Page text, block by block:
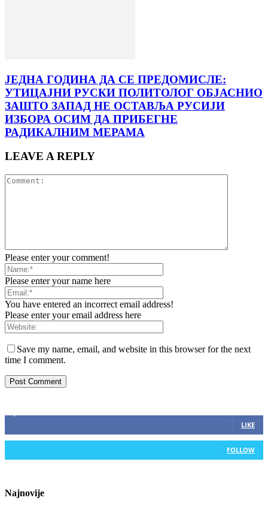
ЈЕДНА ГОДИНА ДА СЕ ПРЕДОМИСЛЕ:
УТИЦАЈНИ РУСКИ ПОЛИТОЛОГ ОБЈАСНИО
ЗАШТО ЗАПАД НЕ ОСТАВЉА РУСИЈИ
ИЗБОРА ОСИМ ДА ПРИБЕГНЕ
РАДИКАЛНИМ МЕРАМА
LEAVE A REPLY
Please enter your comment!
Please enter your name here
You have entered an incorrect email address!
Please enter your email address here
Save my name, email, and website in this browser for the next
time I comment.
LIKE
0 Followers
FOLLOW
Najnovije